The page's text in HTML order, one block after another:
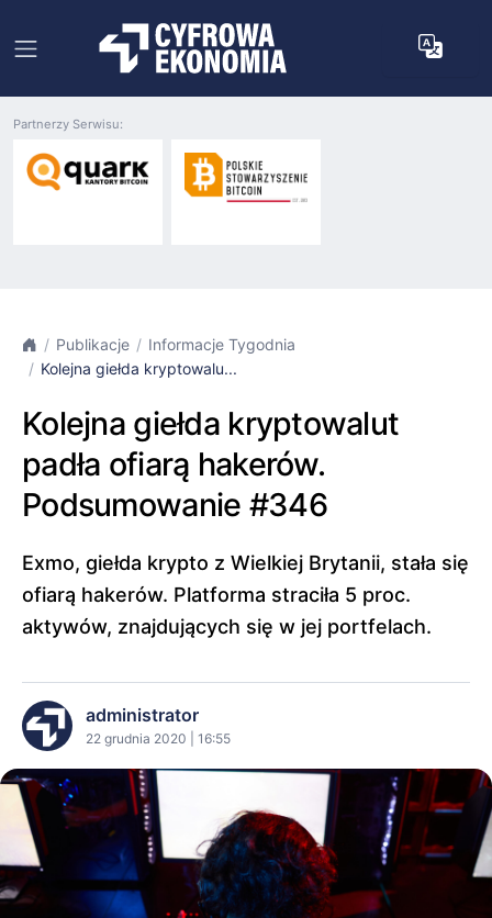
Partnerzy Serwisu:
Publikacje
Informacje Tygodnia
Kolejna giełda kryptowalu...
Kolejna giełda kryptowalut
padła ofiarą hakerów.
Podsumowanie #346
Exmo, giełda krypto z Wielkiej Brytanii, stała się
ofiarą hakerów. Platforma straciła 5 proc.
aktywów, znajdujących się w jej portfelach.
administrator
22 grudnia 2020 | 16:55